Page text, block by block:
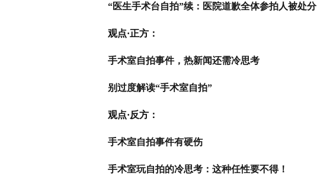
“医生手术台自拍”续：医院道歉全体参拍人被处分
观点·正方：
手术室自拍事件，热新闻还需冷思考
别过度解读“手术室自拍”
观点·反方：
手术室自拍事件有硬伤
手术室玩自拍的冷思考：这种任性要不得！